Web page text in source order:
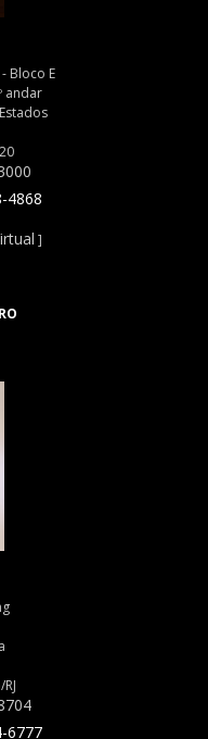
Bloco E
andar
4868
]
6777